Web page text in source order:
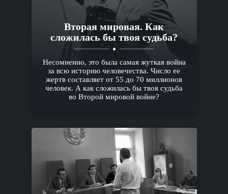
Вторая мировая. Как
сложилась бы твоя судьба?
Несомненно, это была самая жуткая война
за всю историю человечества. Число ее
жертв составляет от 55 до 70 миллионов
человек. А как сложилась бы твоя судьба
во Второй мировой войне?